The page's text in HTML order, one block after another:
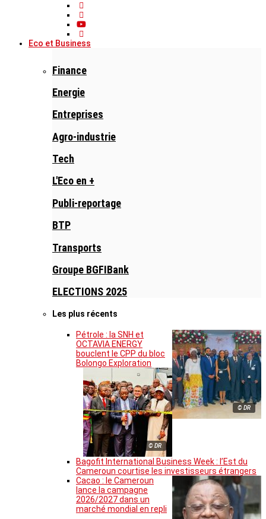
Eco et Business
Finance
Energie
Entreprises
Agro-industrie
Tech
L'Eco en +
Publi-reportage
BTP
Transports
Groupe BGFIBank
ELECTIONS 2025
Les plus récents
© DR
Pétrole : la SNH et
OCTAVIA ENERGY
bouclent le CPP du bloc
Bolongo Exploration
© DR
Bagofit International Business Week : l’Est du
Cameroun courtise les investisseurs étrangers
Cacao : le Cameroun
lance la campagne
2026/2027 dans un
marché mondial en repli